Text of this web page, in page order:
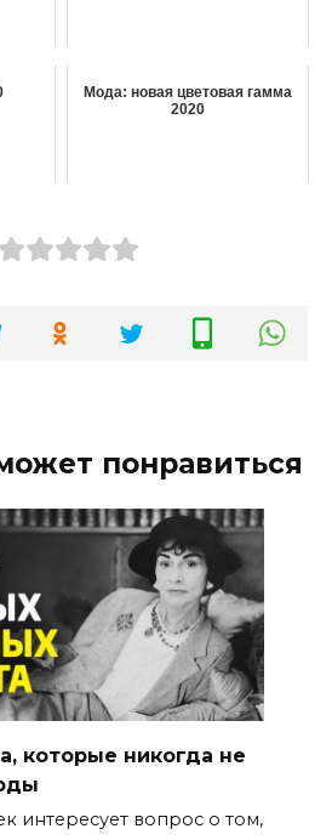
Мода: новая цветовая гамма
2020
понравиться
которые никогда не
интересует вопрос о том,